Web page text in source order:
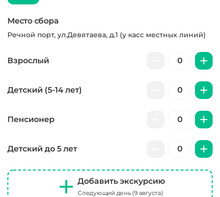
Место сбора
Речной порт, ул.Девятаева, д.1 (у касс местных линий)
Взрослый
Детский (5-14 лет)
Пенсионер
Детский до 5 лет
Добавить экскурсию
Следующий день (9 августа)